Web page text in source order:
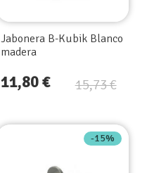
Jabonera B-Kubik Blanco
madera
15,73 €
11,80 €
-15%